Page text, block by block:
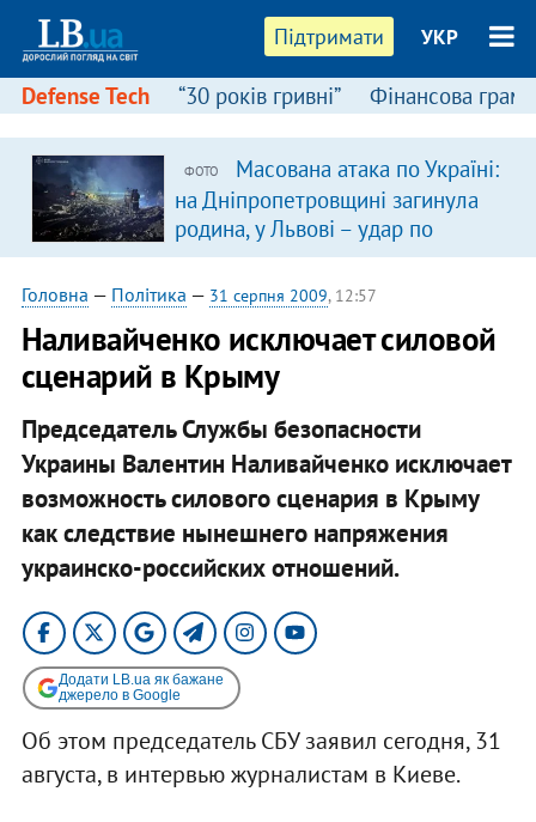
Підтримати УКР
Defense Tech “30 років гривні” Фінансова
ФОТО
Масована атака по Україні:
на Дніпропетровщині загинула
родина, у Львові – удар по
багатоповерхівках
(доповнюється)
Головна — Політика — 31 серпня 2009, 12:57
Наливайченко исключает силовой
сценарий в Крыму
Председатель Службы безопасности
Украины Валентин Наливайченко исключает
возможность силового сценария в Крыму
как следствие нынешнего напряжения
украинско-российских отношений.
Додати LB.ua як бажане
джерело в Google
Об этом председатель СБУ заявил сегодня, 31
августа, в интервью журналистам в Киеве.